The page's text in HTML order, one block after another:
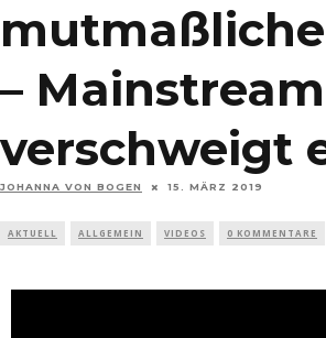
– Mainstream
verschweigt
JOHANNA VON BOGEN 15. MÄRZ 2019
AKTUELL ALLGEMEIN VIDEOS 0 KOMMENTARE